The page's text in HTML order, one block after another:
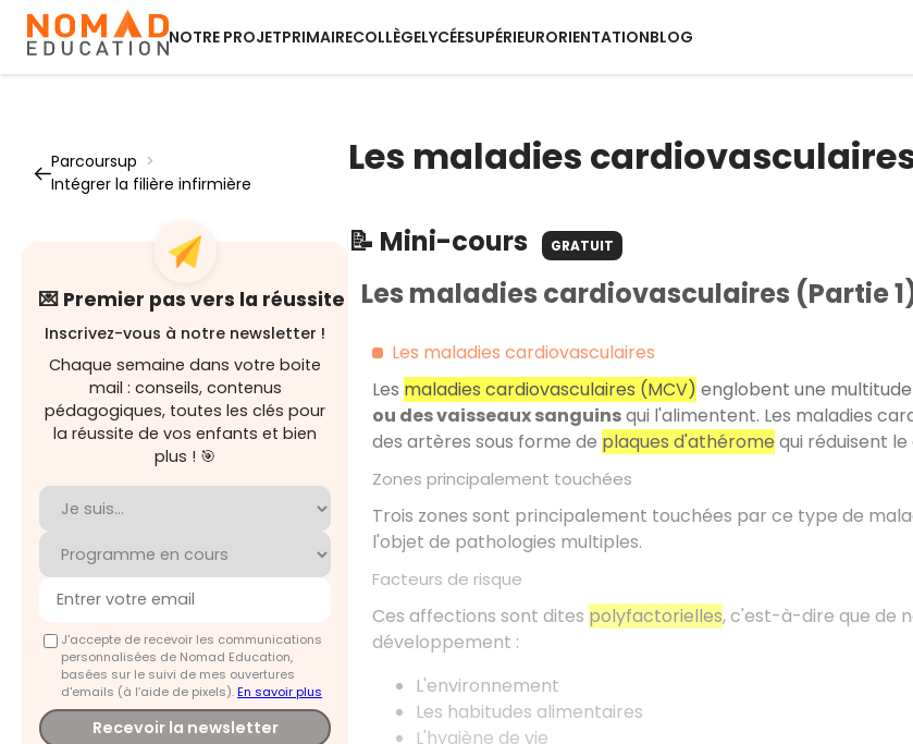
NOTRE PROJETPRIMAIRECOLLÈGELYCÉESUPÉRIEURORIENTATIONBLOG
Parcoursup >
Intégrer la filière infirmière
💌 Premier pas vers la réussite
Inscrivez-vous à notre newsletter !
Chaque semaine dans votre boite
mail : conseils, contenus
pédagogiques, toutes les clés pour
la réussite de vos enfants et bien
plus ! 🎯
J'accepte de recevoir les communications
personnalisées de Nomad Education,
basées sur le suivi de mes ouvertures
d'emails (à l’aide de pixels).En savoir plus
Recevoir la newsletter
Les maladies
📝 Mini-cours GRATUIT
Les maladies cardiovasculaires (Partie
Les maladies cardiovasculaires
Les maladies cardiovasculaires (MCV) englobent une
ou des vaisseaux sanguinsqui l'alimentent. Les maladies
des artères sous forme de plaques d'athérome qui réduisent
Zones principalement touchées
Trois zones sont principalement touchées par ce type de
l'objet de pathologies multiples.
Facteurs de risque
Ces affections sont dites polyfactorielles, c'est-à-dire que de
développement :
L'environnement
Les habitudes alimentaires
L'hygiène de vie